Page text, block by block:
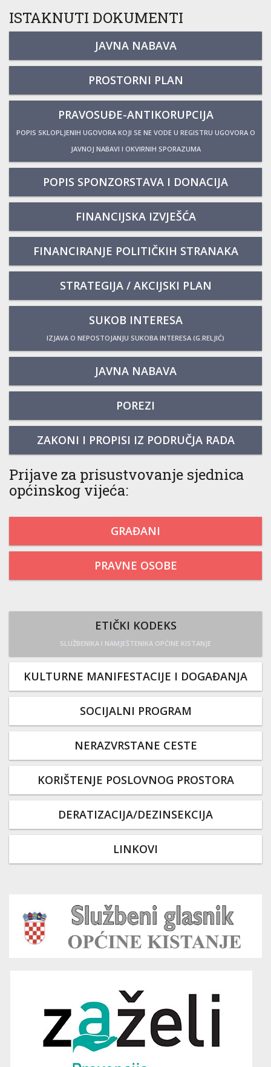
ISTAKNUTI DOKUMENTI
JAVNA NABAVA
PROSTORNI PLAN
PRAVOSUĐE-ANTIKORUPCIJA
POPIS SKLOPLJENIH UGOVORA KOJI SE NE VODE U REGISTRU UGOVORA O
JAVNOJ NABAVI I OKVIRNIH SPORAZUMA
POPIS SPONZORSTAVA I DONACIJA
FINANCIJSKA IZVJEŠĆA
FINANCIRANJE POLITIČKIH STRANAKA
STRATEGIJA / AKCIJSKI PLAN
SUKOB INTERESA
IZJAVA O NEPOSTOJANJU SUKOBA INTERESA (G.RELJIĆ)
JAVNA NABAVA
POREZI
ZAKONI I PROPISI IZ PODRUČJA RADA
Prijave za prisustvovanje sjednica
općinskog vijeća:
GRAĐANI
PRAVNE OSOBE
ETIČKI KODEKS
SLUŽBENIKA I NAMJEŠTENIKA OPĆINE KISTANJE
KULTURNE MANIFESTACIJE I DOGAĐANJA
SOCIJALNI PROGRAM
NERAZVRSTANE CESTE
KORIŠTENJE POSLOVNOG PROSTORA
DERATIZACIJA/DEZINSEKCIJA
LINKOVI